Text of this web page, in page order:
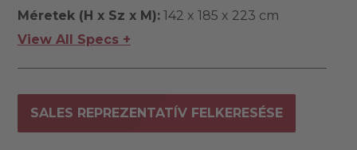
Méretek (H x Sz x M):142 x 185 x 223 cm
View All Specs +
SALES REPREZENTATÍV FELKERESÉSE